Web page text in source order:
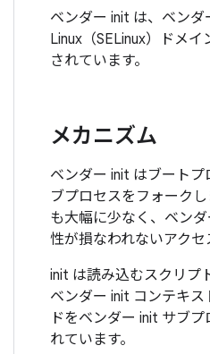
ベンダー init は、ベンダ
Linux（SELinux）ドメイ
されています。
メカニズム
ベンダー init はブートプ
ブプロセスをフォーク
も大幅に少なく、ベン
性が損なわれないアクセ
init は読み込むスクリプ
ベンダー init コンテキ
ドをベンダー init サブ
れています。